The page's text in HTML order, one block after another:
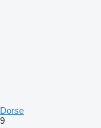
Dorse
9